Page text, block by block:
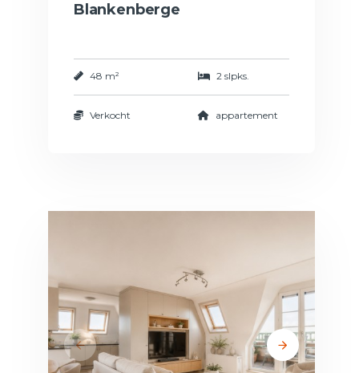
Blankenberge
48 m² 2 slpks.
Verkocht appartement